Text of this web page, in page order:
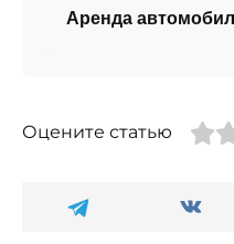
Аренда
Оцените статью